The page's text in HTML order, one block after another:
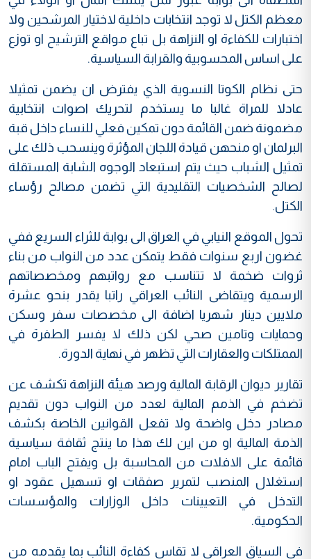
معظم الكتل لا توجد انتخابات داخلية لاختيار المرشحين ولا
اختبارات للكفاءة او النزاهة بل تباع مواقع الترشيح او توزع
على اساس المحسوبية والقرابة السياسية.
حتى نظام الكوتا النسوية الذي يفترض ان يضمن تمثيلا
عادلا للمراة غالبا ما يستخدم لتحريك اصوات انتخابية
مضمونة ضمن القائمة دون تمكين فعلي للنساء داخل قبة
البرلمان او منحهن قيادة اللجان المؤثرة وينسحب ذلك على
تمثيل الشباب حيث يتم استبعاد الوجوه الشابة المستقلة
لصالح الشخصيات التقليدية التي تضمن مصالح رؤساء
الكتل.
تحول الموقع النيابي في العراق الى بوابة للثراء السريع ففي
غضون اربع سنوات فقط يتمكن عدد من النواب من بناء
ثروات ضخمة لا تتناسب مع رواتبهم ومخصصاتهم
الرسمية ويتقاضى النائب العراقي راتبا يقدر بنحو عشرة
ملايين دينار شهريا اضافة الى مخصصات سفر وسكن
وحمايات وتامين صحي لكن ذلك لا يفسر الطفرة في
الممتلكات والعقارات التي تظهر في نهاية الدورة.
تقارير ديوان الرقابة المالية ورصد هيئة النزاهة تكشف عن
تضخم في الذمم المالية لعدد من النواب دون تقديم
مصادر دخل واضحة ولا تفعل القوانين الخاصة بكشف
الذمة المالية او من اين لك هذا ما ينتج ثقافة سياسية
قائمة على الافلات من المحاسبة بل ويفتح الباب امام
استغلال المنصب لتمرير صفقات او تسهيل عقود او
التدخل في التعيينات داخل الوزارات والمؤسسات
الحكومية.
في السياق العراقي لا تقاس كفاءة النائب بما يقدمه من